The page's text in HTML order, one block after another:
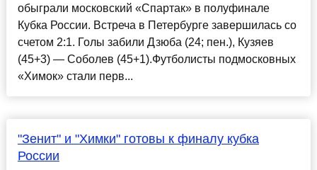
обыграли московский «Спартак» в полуфинале
Кубка России. Встреча в Петербурге завершилась со
счетом 2:1. Голы забили Дзюба (24; пен.), Кузяев
(45+3) — Соболев (45+1).Футболисты подмосковных
«Химок» стали перв...
"Зенит" и "Химки" готовы к финалу кубка
России